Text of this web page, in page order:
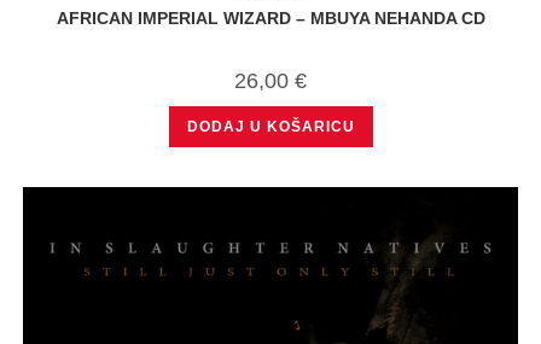
AFRICAN IMPERIAL WIZARD – MBUYA NEHANDA CD
26,00 €
DODAJ U KOŠARICU